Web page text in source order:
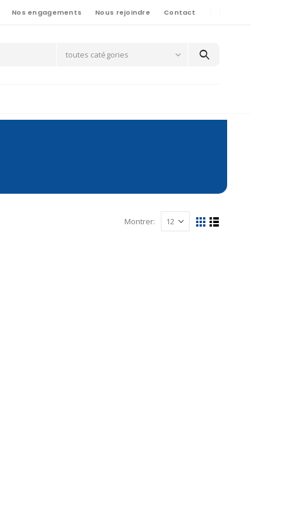
Nos engagements Nous rejoindre Contact
toutes catégories
Montrer: